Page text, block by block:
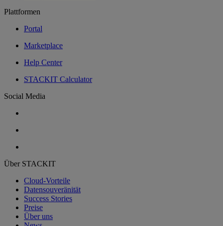
Plattformen
Portal
Marketplace
Help Center
STACKIT Calculator
Social Media
Über STACKIT
Cloud-Vorteile
Datensouveränität
Success Stories
Preise
Über uns